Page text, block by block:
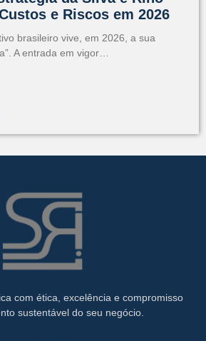
e Riscos em 2026
brasileiro vive, em 2026, a sua
A entrada em vigor…
com ética, excelência e compromisso
sustentável do seu negócio.